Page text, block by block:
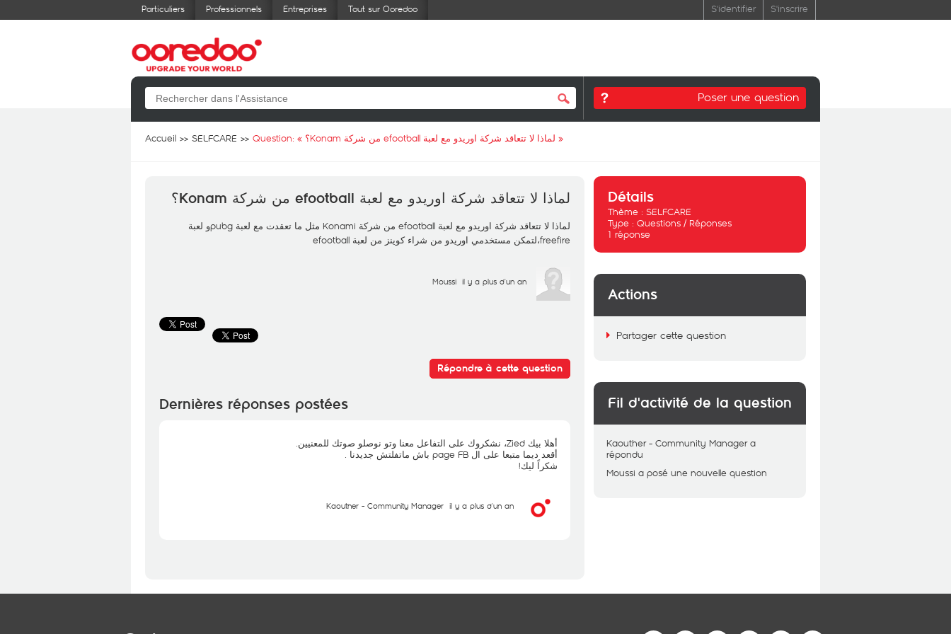
Particuliers Professionnels Entreprises Tout sur Ooredoo S'identifier S'inscrire
Poser une question
Accueil SELFCARE Question: « لماذا لا تتعاقد شركة اوريدو مع لعبة efootball من شركة Konam؟ »
لماذا لا تتعاقد شركة اوريدو مع لعبة efootball من شركة Konam؟
لماذا لا تتعاقد شركة اوريدو مع لعبة efootball من شركة Konami مثل ما تعقدت مع لعبة pubgو لعبة
freefire،لتمكن مستخدمي اوريدو من شراء كوينز من لعبة efootball
Moussi il y a plus d'un an
Répondre à cette question
Dernières réponses postées
أهلا بيك Zied، نشكروك على التفاعل معنا وتو نوصلو صوتك للمعنيين.
أقعد ديما متبعا على ال page FB باش ماتفلتش جديدنا .
شكراً ليك!
Kaouther - Community Manager il y a plus d'un an
Détails
Thème : SELFCARE
Type : Questions / Réponses
1 réponse
Actions
Partager cette question
Fil d'activité de la question
Kaouther - Community Manager a
répondu
Moussi a posé une nouvelle question